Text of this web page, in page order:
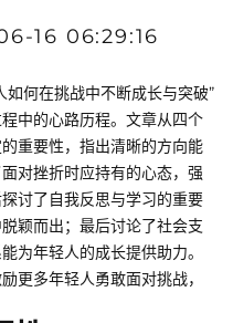
16 06:29:16
何在挑战中不断成长与突破”
中的心路历程。文章从四个
重要性，指出清晰的方向能
对挫折时应持有的心态，强
讨了自我反思与学习的重要
颖而出；最后讨论了社会支
为年轻人的成长提供助力。
更多年轻人勇敢面对挑战，